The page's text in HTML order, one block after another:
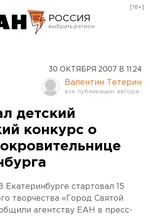
РОССИЯ
Курган
Оренбург
[18+]
30 ОКТЯБРЯ 2007 В 11:24
Валентин Тетерин
детский
конкурс о
Екатеринбурге стартовал 15
творчества «Город Святой
агентству ЕАН в пресс-